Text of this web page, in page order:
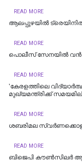
READ MORE
ആലപ്പുഴയിൽ
READ MORE
പൊലീസ് സേനയിൽ വൻ
READ MORE
'കേരളത്തിലെ
മുഖ്യമന്ത്രിക്ക്
READ MORE
ശബരിമല
READ MORE
ബിജെപി കൗണ്‍സിലര്‍